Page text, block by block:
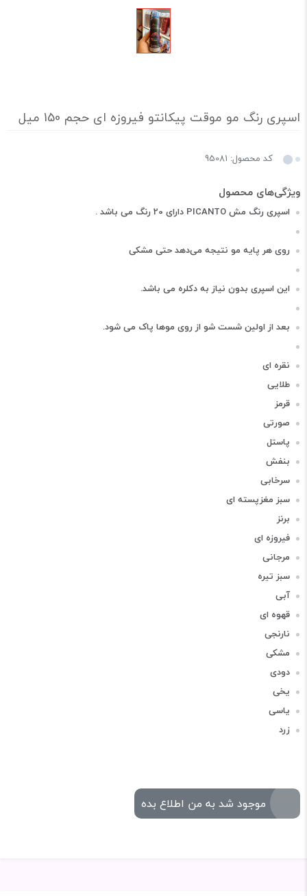
اسپری رنگ مو موقت پیکانتو فیروزه ای حجم 150 میل
کد محصول: 95081
اسپری رنگ مش PICANTO دارای 20 رنگ می باشد .
روی هر پایه مو نتیجه می‌دهد حتی مشکی
این‌ اسپری بدون نیاز به دکلره می باشد.
بعد از اولین شست شو از روی موها پاک می شود.
نقره ای
طلایی
قرمز
صورتی
پاستل
بنفش
سرخابی
سبز مغزپسته ای
برنز
فیروزه ای
مرجانی
سبز تیره
آبی
قهوه ای
نارنجی
مشکی
دودی
یخی
یاسی
زرد
موجود شد به من اطلاع بده